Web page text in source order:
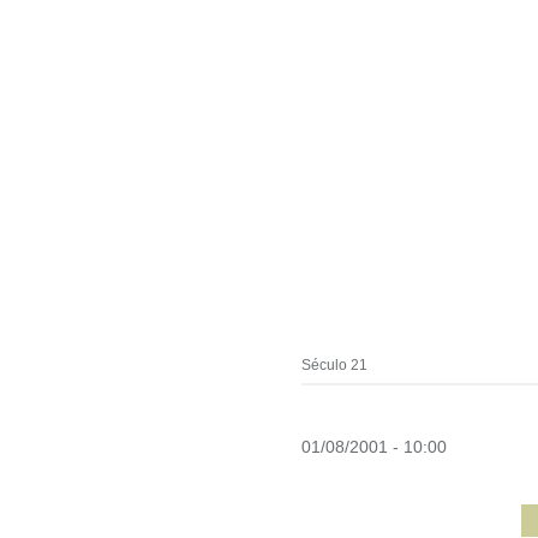
Século 21
01/08/2001 - 10:00